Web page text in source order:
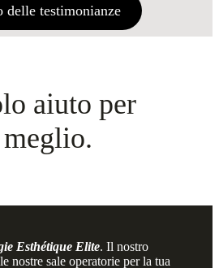
delle testimonianze
aiuto per
meglio.
Esthétique Elite. Il nostro
nostre sale operatorie per la tua